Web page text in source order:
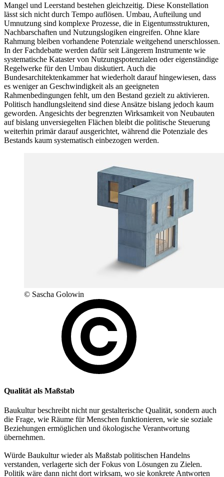
Mangel und Leerstand bestehen gleichzeitig. Diese Konstellation
lässt sich nicht durch Tempo auflösen. Umbau, Aufteilung und
Umnutzung sind komplexe Prozesse, die in Eigentumsstrukturen,
Nachbarschaften und Nutzungslogiken eingreifen. Ohne klare
Rahmung bleiben vorhandene Potenziale weitgehend unerschlossen.
In der Fachdebatte werden dafür seit Längerem Instrumente wie
systematische Kataster von Nutzungspotenzialen oder eigenständige
Regelwerke für den Umbau diskutiert. Auch die
Bundesarchitektenkammer hat wiederholt darauf hingewiesen, dass
es weniger an Geschwindigkeit als an geeigneten
Rahmenbedingungen fehlt, um den Bestand gezielt zu aktivieren.
Politisch handlungsleitend sind diese Ansätze bislang jedoch kaum
geworden. Angesichts der begrenzten Wirksamkeit von Neubauten
auf bislang unversiegelten Flächen bleibt die politische Steuerung
weiterhin primär darauf ausgerichtet, während die Potenziale des
Bestands kaum systematisch einbezogen werden.
© Sascha Golowin
Qualität als Maßstab
Baukultur beschreibt nicht nur gestalterische Qualität, sondern auch
die Frage, wie Räume für Menschen funktionieren, wie sie soziale
Beziehungen ermöglichen und ökologische Verantwortung
übernehmen.
Würde Baukultur wieder als Maßstab politischen Handelns
verstanden, verlagerte sich der Fokus von Lösungen zu Zielen.
Politik wäre dann nicht dort wirksam, wo sie konkrete Antworten